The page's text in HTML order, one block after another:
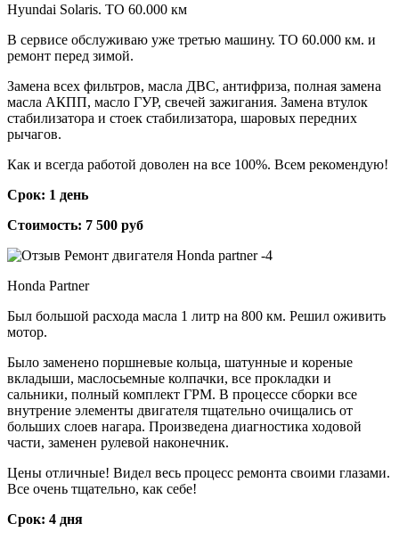
Hyundai Solaris. ТО 60.000 км
В сервисе обслуживаю уже третью машину. ТО 60.000 км. и
ремонт перед зимой.
Замена всех фильтров, масла ДВС, антифриза, полная замена
масла АКПП, масло ГУР, свечей зажигания. Замена втулок
стабилизатора и стоек стабилизатора, шаровых передних
рычагов.
Как и всегда работой доволен на все 100%. Всем рекомендую!
Срок: 1 день
Стоимость: 7 500 руб
Honda Partner
Был большой расхода масла 1 литр на 800 км. Решил оживить
мотор.
Было заменено поршневые кольца, шатунные и кореные
вкладыши, маслосьемные колпачки, все прокладки и
сальники, полный комплект ГРМ. В процессе сборки все
внутрение элементы двигателя тщательно очищались от
больших слоев нагара. Произведена диагностика ходовой
части, заменен рулевой наконечник.
Цены отличные! Видел весь процесс ремонта своими глазами.
Все очень тщательно, как себе!
Срок: 4 дня